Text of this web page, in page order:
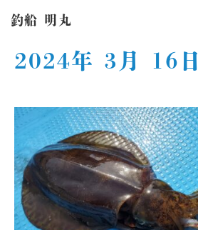
釣船 明丸2024年 3月 16日
2024年 3月 16日